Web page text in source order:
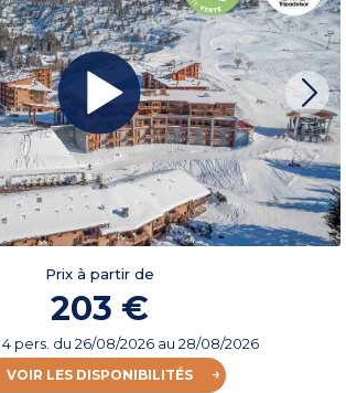
Prix à partir de
203 €
pers. du 26/08/2026 au 28/08/2026
VOIR LES DISPONIBILITÉS